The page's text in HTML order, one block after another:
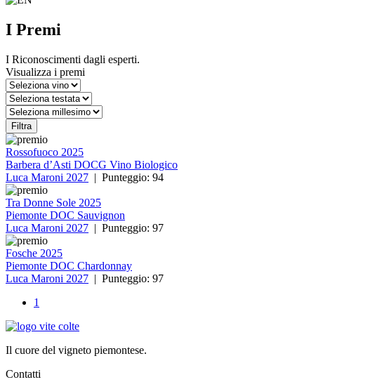
I Premi
I Riconoscimenti dagli esperti.
Visualizza i premi
Filtra
Rossofuoco 2025
Barbera d’Asti DOCG Vino Biologico
Luca Maroni 2027 | Punteggio: 94
Tra Donne Sole 2025
Piemonte DOC Sauvignon
Luca Maroni 2027 | Punteggio: 97
Fosche 2025
Piemonte DOC Chardonnay
Luca Maroni 2027 | Punteggio: 97
1
Il cuore del vigneto piemontese.
Contatti